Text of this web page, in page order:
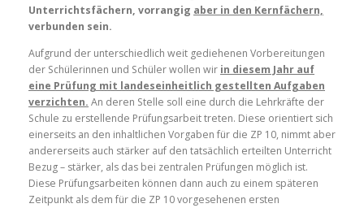
Unterrichtsfächern, vorrangig aber in den Kernfächern,
verbunden sein.
Aufgrund der unterschiedlich weit gediehenen Vorbereitungen
der Schülerinnen und Schüler wollen wir in diesem Jahr auf
eine Prüfung mit landeseinheitlich gestellten Aufgaben
verzichten. An deren Stelle soll eine durch die Lehrkräfte der
Schule zu erstellende Prüfungsarbeit treten. Diese orientiert sich
einerseits an den inhaltlichen Vorgaben für die ZP 10, nimmt aber
andererseits auch stärker auf den tatsächlich erteilten Unterricht
Bezug – stärker, als das bei zentralen Prüfungen möglich ist.
Diese Prüfungsarbeiten können dann auch zu einem späteren
Zeitpunkt als dem für die ZP 10 vorgesehenen ersten